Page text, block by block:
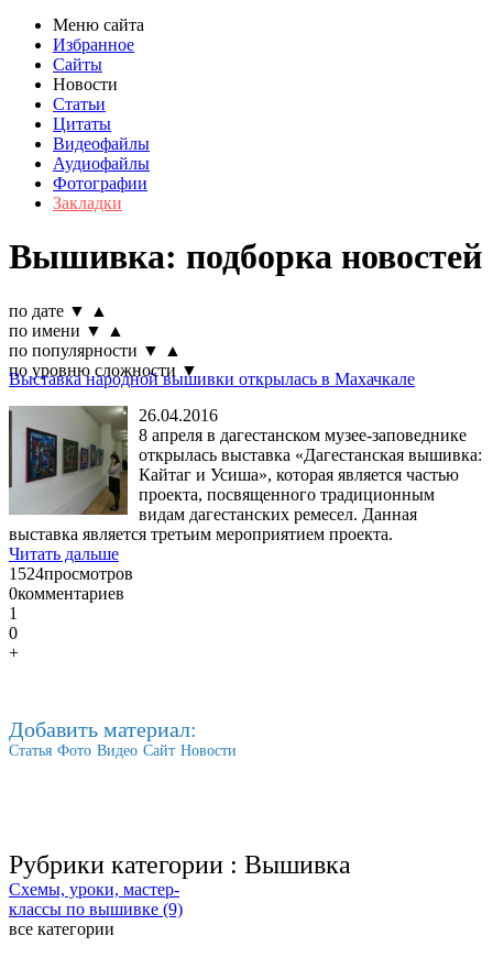
Меню сайта
Избранное
Сайты
Новости
Статьи
Цитаты
Видеофайлы
Аудиофайлы
Фотографии
Закладки
Вышивка: подборка новостей
по дате ▼
▲
по имени ▼
▲
по популярности ▼
▲
по уровню сложности ▼
Выставка народной вышивки открылась в Махачкале
26.04.2016
8 апреля в дагестанском музее-заповеднике
открылась выставка «Дагестанская вышивка:
Кайтаг и Усиша», которая является частью
проекта, посвященного традиционным
видам дагестанских ремесел. Данная
выставка является третьим мероприятием проекта.
Читать дальше
1524просмотров
0комментариев
1
0
+
Добавить материал:
Статья Фото Видео Сайт Новости
Рубрики категории : Вышивка
Схемы, уроки, мастер-
классы по вышивке (9)
все категории